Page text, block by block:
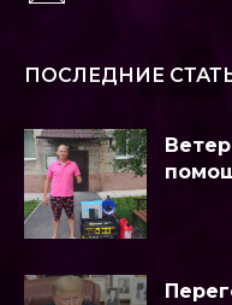
ПОСЛЕДНИЕ